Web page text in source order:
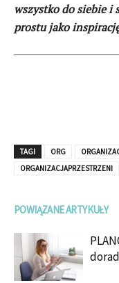
wszystko do siebie i
prostu jako
TAGI ORG
ORGANIZACJAPRZESTRZENI
POWIĄZANE ARTYKUŁY